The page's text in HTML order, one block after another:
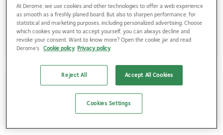
Logga in
Cutter & Buck
HOODTRÖJA PEMBERTON FULL ZIP HERR
At Derome, we use cookies and other technologies to offer a web experience
as smooth as a freshly planed board. But also to sharpen performance, for
statistical and marketing purposes, including personalized advertising. Choose
which cookies you want to accept yourself, you can always decline and
revoke your consent. Want to know more? Open the cookie jar and read
Derome's Cookie policy Privacy policy
Reject All Accept All Cookies
Cookies Settings